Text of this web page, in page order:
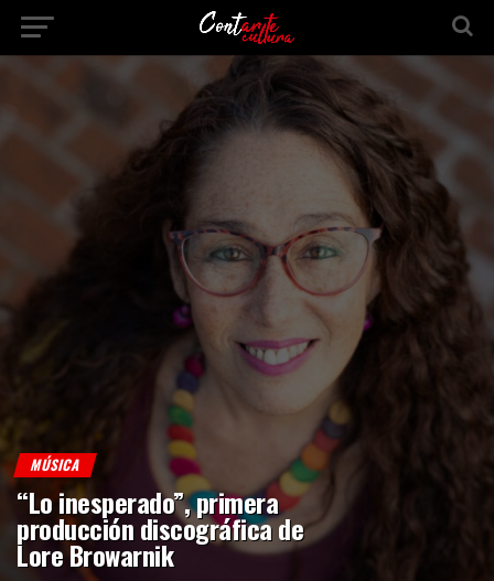
MÚSICA
“Lo inesperado”, primera
producción discográfica de
Lore Browarnik